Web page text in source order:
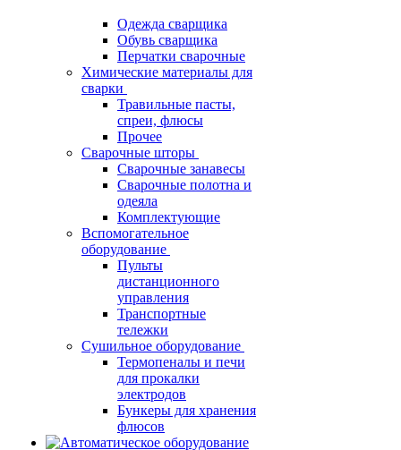
Одежда сварщика
Обувь сварщика
Перчатки сварочные
Химические материалы для
сварки
Травильные пасты,
спреи, флюсы
Прочее
Сварочные шторы
Сварочные занавесы
Сварочные полотна и
одеяла
Комплектующие
Вспомогательное
оборудование
Пульты
дистанционного
управления
Транспортные
тележки
Сушильное оборудование
Термопеналы и печи
для прокалки
электродов
Бункеры для хранения
флюсов